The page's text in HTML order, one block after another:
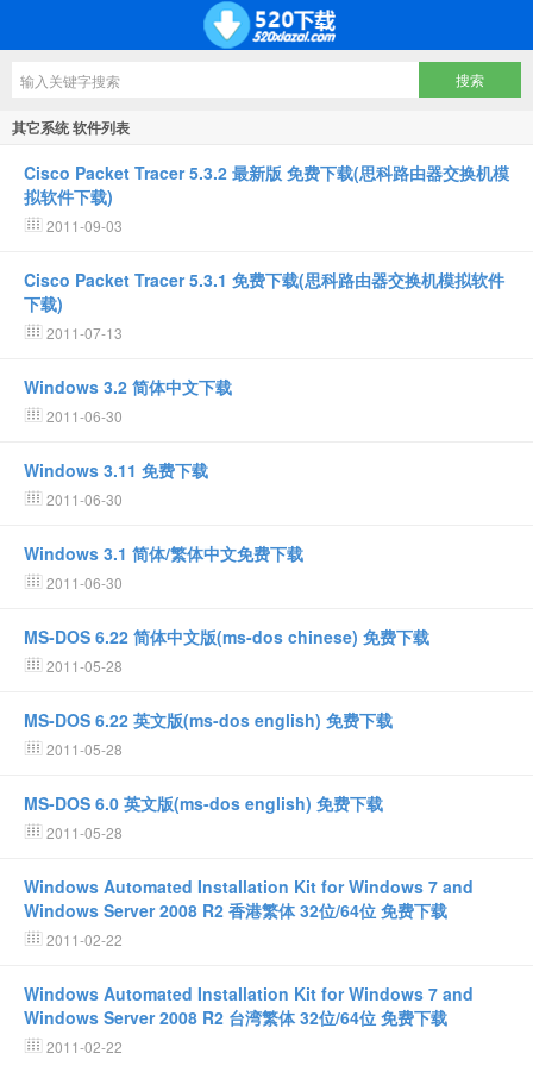
其它系统 软件列表
Cisco Packet Tracer 5.3.2 最新版 免费下载(思科路由器交换机模
拟软件下载)
2011-09-03
Cisco Packet Tracer 5.3.1 免费下载(思科路由器交换机模拟软件
下载)
2011-07-13
Windows 3.2 简体中文下载
2011-06-30
Windows 3.11 免费下载
2011-06-30
Windows 3.1 简体/繁体中文免费下载
2011-06-30
MS-DOS 6.22 简体中文版(ms-dos chinese) 免费下载
2011-05-28
MS-DOS 6.22 英文版(ms-dos english) 免费下载
2011-05-28
MS-DOS 6.0 英文版(ms-dos english) 免费下载
2011-05-28
Windows Automated Installation Kit for Windows 7 and
Windows Server 2008 R2 香港繁体 32位/64位 免费下载
2011-02-22
Windows Automated Installation Kit for Windows 7 and
Windows Server 2008 R2 台湾繁体 32位/64位 免费下载
2011-02-22